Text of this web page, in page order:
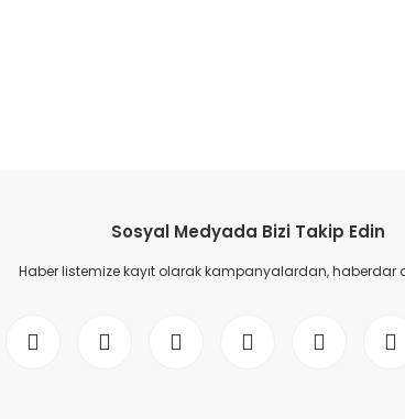
Sosyal Medyada Bizi Takip Edin
Haber listemize kayıt olarak kampanyalardan, haberdar